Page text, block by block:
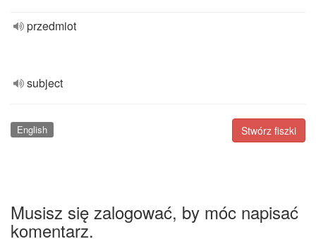
przedmiot
subject
Stwórz fiszki
English
Musisz się zalogować, by móc napisać
komentarz.